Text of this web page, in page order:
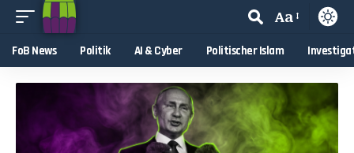
Aa
FoB News Politik AI & Cyber Politischer Islam